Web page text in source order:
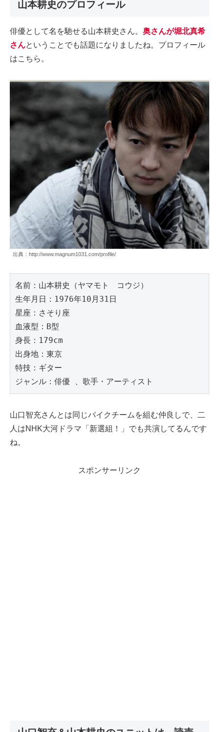
山本耕史のプロフィール
俳優として名を馳せる山本耕史さん。 奥さんが堀北真希
さんということでも話題になりましたね。プロフィール
はこちら。
出典：http://www.magnum1031.com/profile/
名前：山本耕史（ヤマモト　コウジ）
生年月日：1976年10月31日
星座：さそり座
血液型：B型
身長：179cm
出身地：東京
特技：ギター
ジャンル：俳優 、歌手・アーティスト
山口智充さんとは同じバイクチームを組む仲良しで、二
人はNHK大河ドラマ「新選組！」でも共演してるんです
ね。
スポンサーリンク